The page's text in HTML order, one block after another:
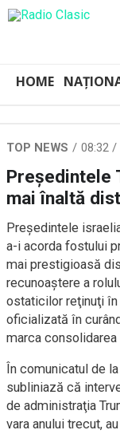
HOME
TOP NEWS 08:32
Preşedintele
mai înaltă
Preşedintele
a-i acorda fostului
mai prestigioasă
recunoaştere a
ostaticilor reţinuţi
oficializată în
marca
În comunicatul de
subliniază că
de administraţia
vara anului trecut,